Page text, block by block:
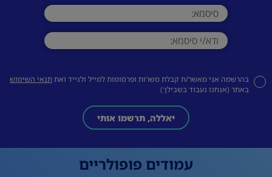
בהרשמה אני מאשר/ת קבלת משרות ופרסומות למייל ולנייד ואתתנאי השימוש
באתר (אנחנו נעבוד בשבילך)
יאללה, תרשמו אותי
עמודים פופולריים